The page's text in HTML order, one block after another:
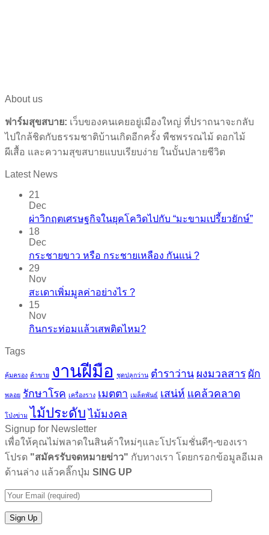
About us
ฟาร์มสุขสบาย: เว็บของคนเคยอยู่เมืองใหญ่ ที่ปราถนาจะกลับ
ไปใกล้ชิดกับธรรมชาติบ้านเกิดอีกครั้ง พืชพรรณไม้ ดอกไม้
ผีเสื้อ และความสุขสบายแบบเรียบง่าย ในบั้นปลายชีวิต
Latest News
21
Dec
ผ่าวิกฤตเศรษฐกิจในยุคโควิดไปกับ “มะขามเปรี้ยวยักษ์”
18
Dec
กระชายขาว​ หรือ​ กระชายเหลือง กันแน่ ?
29
Nov
สะเดาเพิ่มมูลค่าอย่างไร ?
15
Nov
กินกระท่อมแล้วเสพติดไหม?
Tags
คุ้มครอง ค้าขาย งานฝีมือ ชุดปลูกว่าน ตำราว่าน ผงมวลสาร ผัก
พลอย รักษาโรค เครื่องราง เมตตา เมล็ดพันธ์ เสน่ห์ แคล้วคลาด
โป่งข่าม ไม้ประดับ ไม้มงคล
Signup for Newsletter
เพื่อให้คุณไม่พลาดในสินค้าใหม่ๆและโปรโมชั่นดีๆ-ของเรา
โปรด "สมัครรับจดหมายข่าว" กับทางเรา โดยกรอกข้อมูลอีเมล
ด้านล่าง แล้วคลิ๊กปุ่ม SING UP